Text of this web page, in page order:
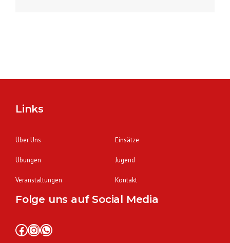
Links
Über Uns Einsätze
Übungen Jugend
Veranstaltungen Kontakt
Folge uns auf Social Media
Facebook InstagramWhatsApp